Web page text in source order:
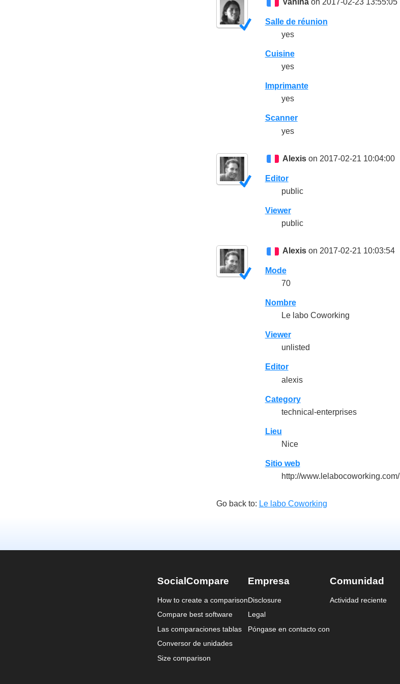
Vanina on 2017-02-23 13:55:05
Salle de réunion
yes
Cuisine
yes
Imprimante
yes
Scanner
yes
Alexis on 2017-02-21 10:04:00
Editor
public
Viewer
public
Alexis on 2017-02-21 10:03:54
Mode
70
Nombre
Le labo Coworking
Viewer
unlisted
Editor
alexis
Category
technical-enterprises
Lieu
Nice
Sitio web
http://www.lelabocoworking.com/
Go back to: Le labo Coworking
SocialCompare
How to create a comparison
Compare best software
Las comparaciones tablas
Conversor de unidades
Size comparison
Empresa
Disclosure
Legal
Póngase en contacto con
Comunidad
Actividad reciente